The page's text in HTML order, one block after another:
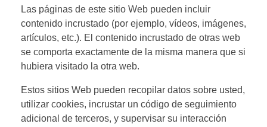
Las páginas de este sitio Web pueden incluir
contenido incrustado (por ejemplo, vídeos, imágenes,
artículos, etc.). El contenido incrustado de otras web
se comporta exactamente de la misma manera que si
hubiera visitado la otra web.
Estos sitios Web pueden recopilar datos sobre usted,
utilizar cookies, incrustar un código de seguimiento
adicional de terceros, y supervisar su interacción